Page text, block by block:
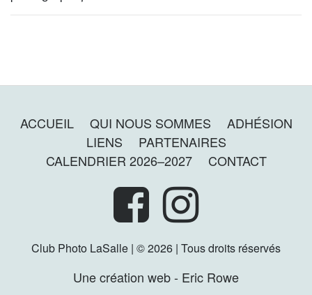
ACCUEIL QUI NOUS SOMMES
ADHÉSION
LIENS
PARTENAIRES
CALENDRIER 2026–2027
CONTACT
Club Photo LaSalle | © 2026 | Tous droits réservés
Une création web - Eric Rowe